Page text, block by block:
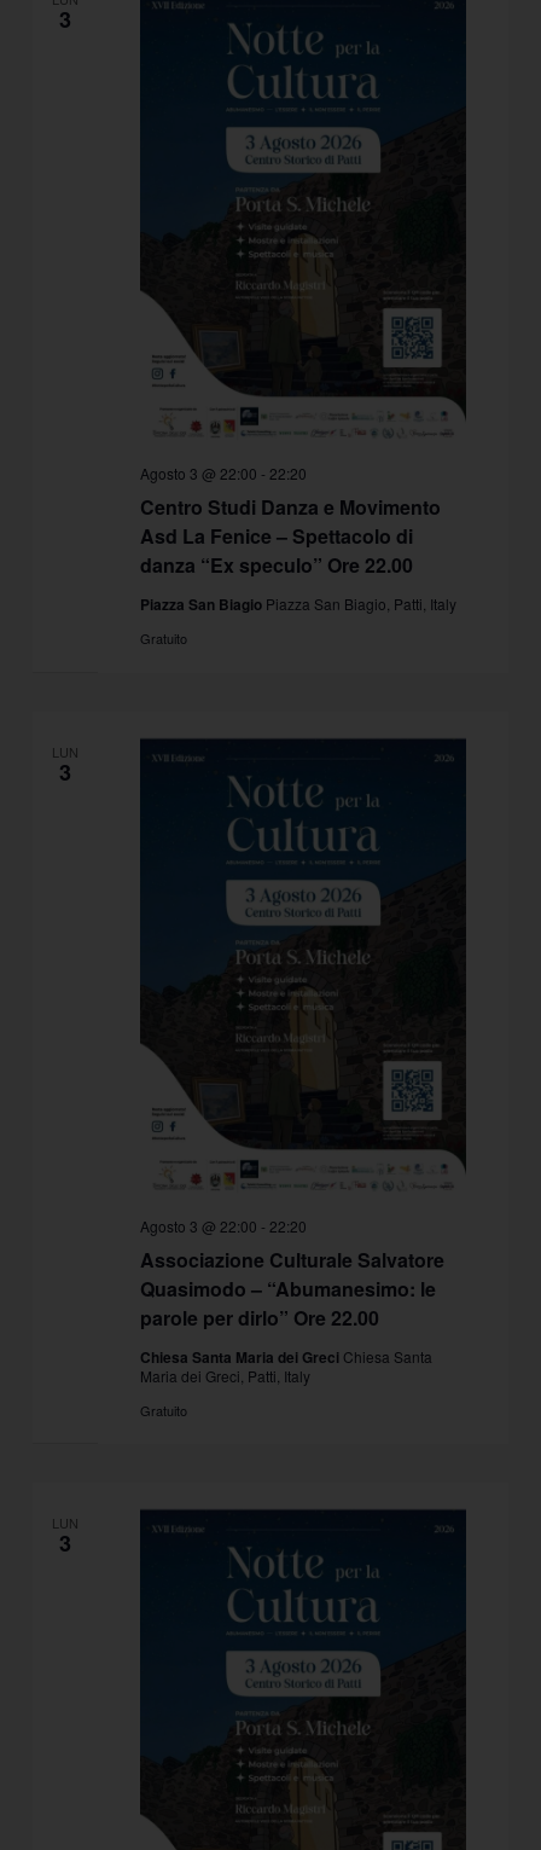
3
Centro Studi Danza e Movimento
Asd La Fenice – Spettacolo di
danza “Ex speculo” Ore 22.00
Agosto 3 @ 22:00 - 22:20
Piazza San Biagio Piazza San Biagio, Patti, Italy
Gratuito
LUN
3
Associazione Culturale Salvatore
Quasimodo – “Abumanesimo: le
parole per dirlo” Ore 22.00
Agosto 3 @ 22:00 - 22:20
Chiesa Santa Maria dei Greci Chiesa Santa
Maria dei Greci, Patti, Italy
Gratuito
LUN
3